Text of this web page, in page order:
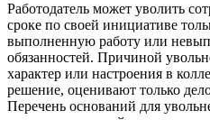
Работодатель может уволить
сроке по своей инициативе
выполненную работу или
обязанностей. Причиной
характер или настроения в
решение, оценивают только
Перечень оснований для